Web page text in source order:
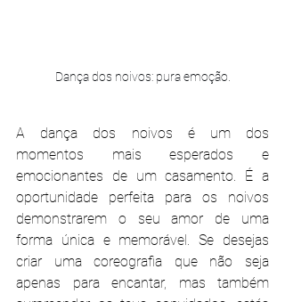
Dança dos noivos: pura emoção.
A dança dos noivos é um dos
momentos mais esperados e
emocionantes de um casamento. É a
oportunidade perfeita para os noivos
demonstrarem o seu amor de uma
forma única e memorável. Se desejas
criar uma coreografia que não seja
apenas para encantar, mas também